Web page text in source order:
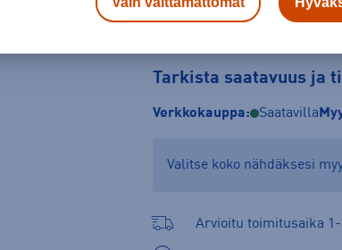
Tarkista saatavuus ja
Verkkokauppa: Saatavilla
Valitse koko nähdäksesi
Arvioitu toimitusaika